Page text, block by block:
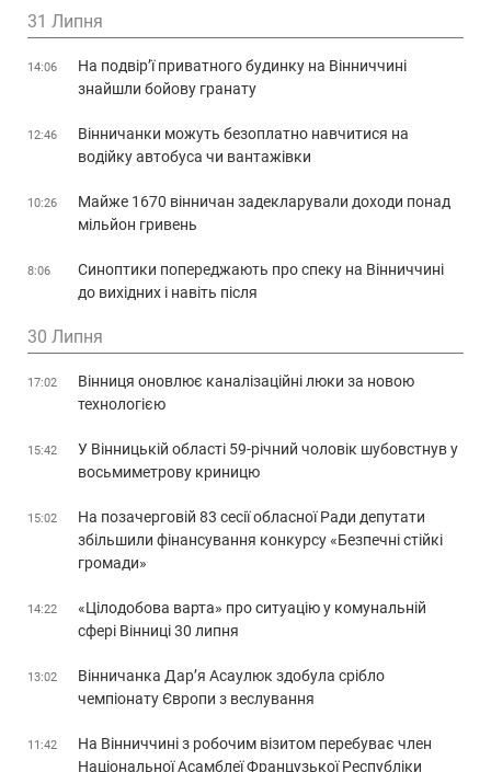
31 Липня
14:06
На подвір’ї приватного будинку на Вінниччині
знайшли бойову гранату
12:46
Вінничанки можуть безоплатно навчитися на
водійку автобуса чи вантажівки
10:26
Майже 1670 вінничан задекларували доходи понад
мільйон гривень
8:06
Синоптики попереджають про спеку на Вінниччині
до вихідних і навіть після
30 Липня
17:02
Вінниця оновлює каналізаційні люки за новою
технологією
15:42
У Вінницькій області 59-річний чоловік шубовстнув у
восьмиметрову криницю
15:02
На позачерговій 83 сесії обласної Ради депутати
збільшили фінансування конкурсу «Безпечні стійкі
громади»
14:22
«Цілодобова варта» про ситуацію у комунальній
сфері Вінниці 30 липня
13:02
Вінничанка Дар’я Асаулюк здобула срібло
чемпіонату Європи з веслування
11:42
На Вінниччині з робочим візитом перебуває член
Національної Асамблеї Французької Республіки